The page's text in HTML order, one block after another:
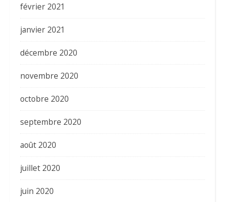
février 2021
janvier 2021
décembre 2020
novembre 2020
octobre 2020
septembre 2020
août 2020
juillet 2020
juin 2020